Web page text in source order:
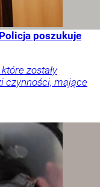
poszukuje
zostały
czynności, mające